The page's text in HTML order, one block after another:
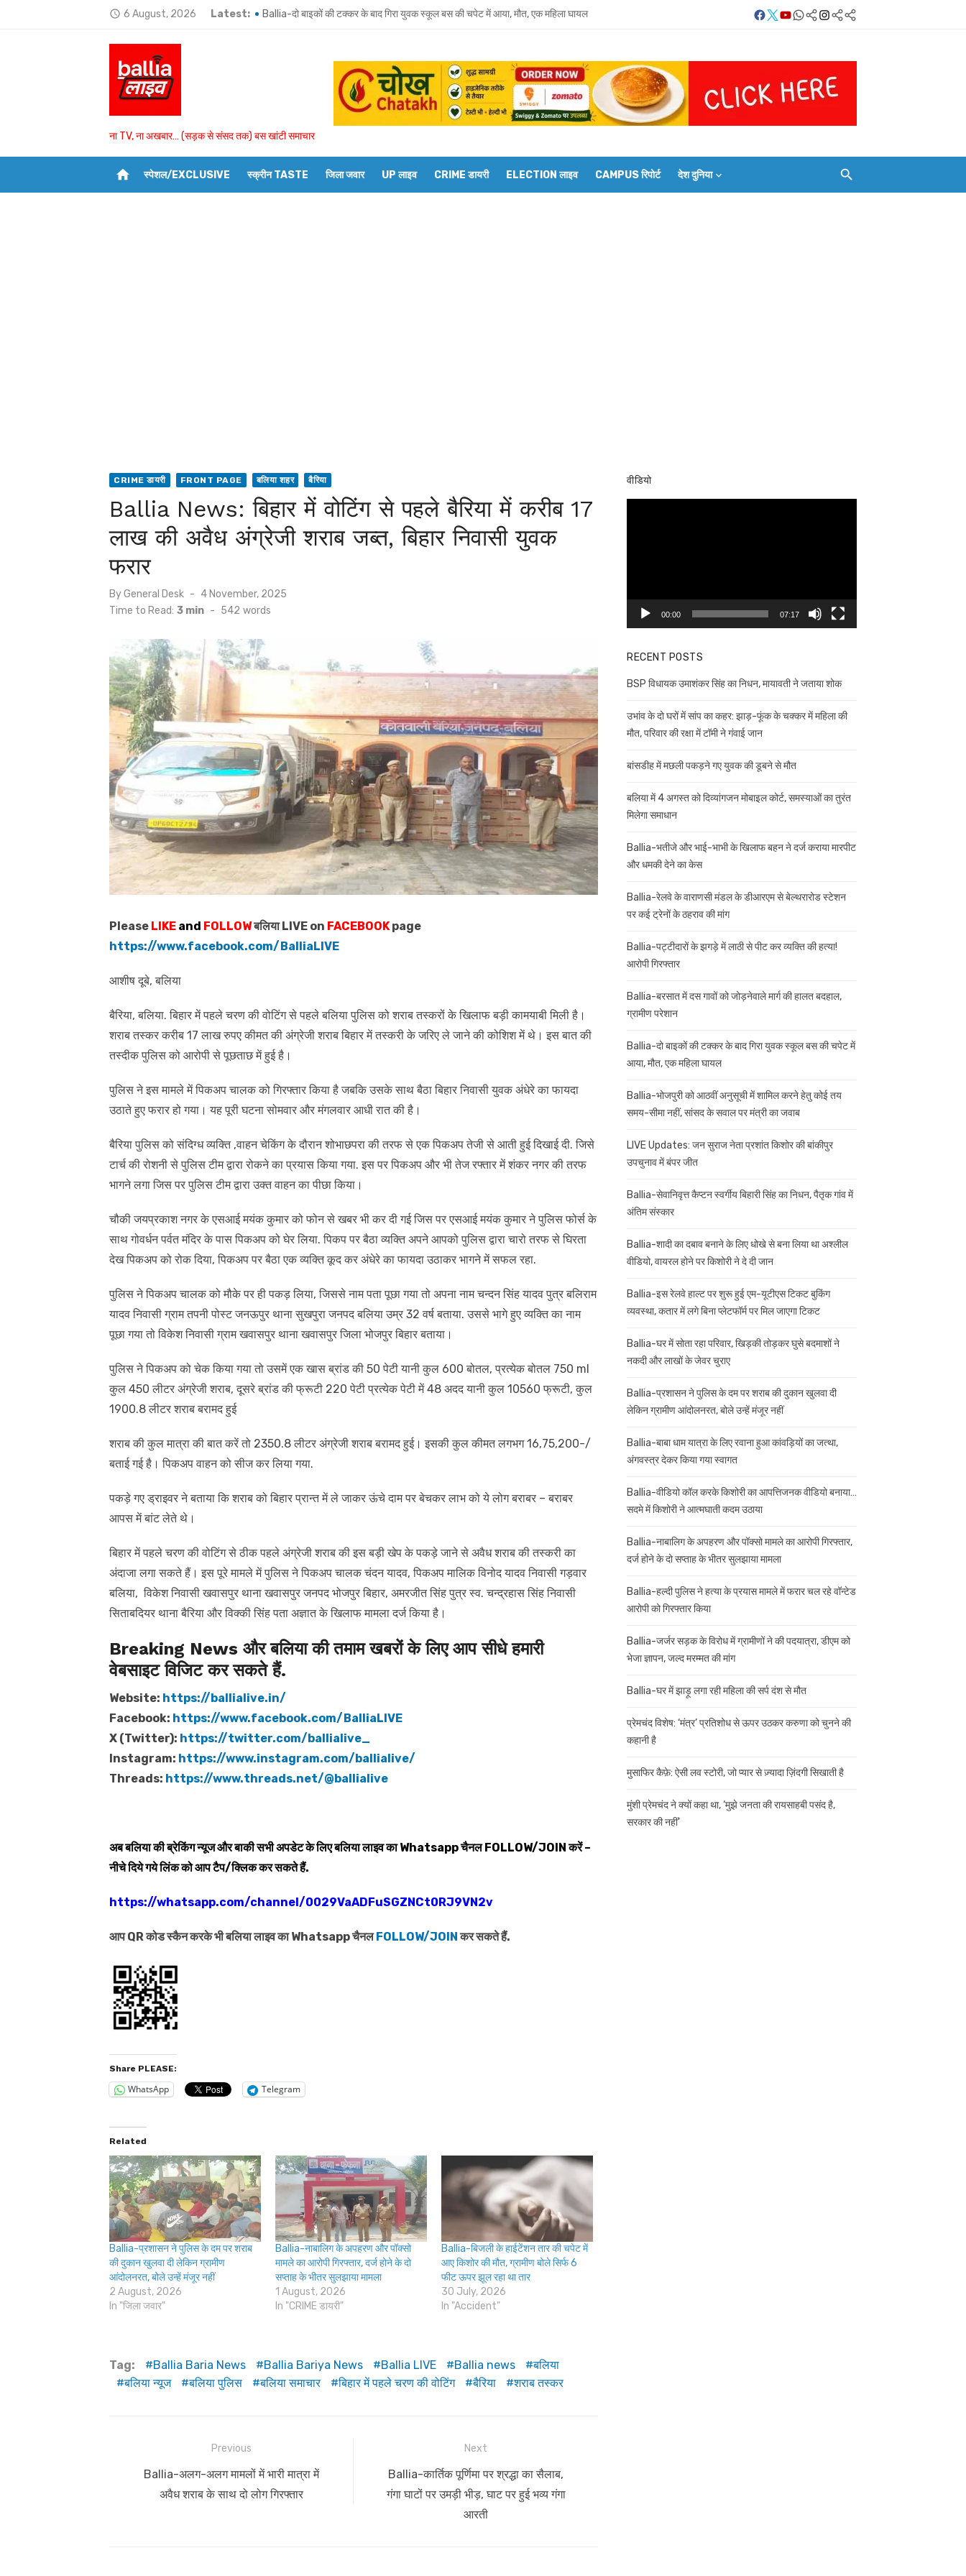
access_time 6 August, 2026 Latest: Ballia-दो बाइकों की टक्कर के बाद गिरा युवक स्कूल बस की चपेट में आया, मौत, एक महिला घायल
BSP विधायक उमाशंकर सिंह का निधन, मायावती ने जताया शोक
उभांव के दो घरों में सांप का कहर: झाड़-फूंक के चक्कर में महिला की मौत, परिवार की रक्षा में टॉमी ने गंवाई जान
बांसडीह में मछली पकड़ने गए युवक की डूबने से मौत
Ballia-भतीजे और भाई-भाभी के खिलाफ बहन ने दर्ज कराया मारपीट और धमकी देने का केस
Facebook
Twitter
Youtube
Whatsapp
बलिया
लाइव
FOLLOW/JOIN
करें
Instagram
Telegram
ना TV, ना अखबार… (सड़क से संसद तक) बस खांटी समाचार
home स्पेशल/EXCLUSIVE स्क्रीन TASTE जिला जवार UP लाइव CRIME डायरी ELECTION लाइव CAMPUS रिपोर्ट देश दुनिया
CRIME डायरी FRONT PAGE बलिया शहर बैरिया
Ballia News: बिहार में वोटिंग से पहले बैरिया में करीब 17
लाख की अवैध अंग्रेजी शराब जब्त, बिहार निवासी युवक
फरार
ByGeneral Desk
Posted
on
4 November, 2025
Time to Read: 3 min - 542 words
Please LIKE and FOLLOWबलिया LIVE on FACEBOOK page
https://www.facebook.com/BalliaLIVE
आशीष दूबे, बलिया
बैरिया, बलिया. बिहार में पहले चरण की वोटिंग से पहले बलिया पुलिस को शराब तस्करों के खिलाफ बड़ी कामयाबी मिली है।
शराब तस्कर करीब 17 लाख रुपए कीमत की अंग्रेजी शराब बिहार में तस्करी के जरिए ले जाने की कोशिश में थे। इस बात की
तस्दीक पुलिस को आरोपी से पूछताछ में हुई है।
पुलिस ने इस मामले में पिकअप चालक को गिरफ्तार किया है जबकि उसके साथ बैठा बिहार निवासी युवक अंधेरे का फायदा
उठाते हुए फरार हो गया। यह पूरी घटना सोमवार और मंगलवार आधी रात की है।
बैरिया पुलिस को संदिग्ध व्यक्ति ,वाहन चेकिंग के दौरान शोभाछपरा की तरफ से एक पिकअप तेजी से आती हुई दिखाई दी. जिसे
टार्च की रोशनी से पुलिस टीम द्वारा रोकने का प्रयास किया गया. इस पर पिकअप और भी तेज रफ्तार में शंकर नगर की तरफ
भागने लगा जिस पर पुलिस टीम द्वारा उक्त वाहन का पीछा किया।
चौकी जयप्रकाश नगर के एसआई मयंक कुमार को फोन से खबर भी कर दी गई जिस पर एसआई मयंक कुमार ने पुलिस फोर्स के
साथ गोवर्धन पर्वत मंदिर के पास पिकअप को घेर लिया. पिकप पर बैठा व्यक्ति अपने आपको पुलिस द्वारा चारो तरफ से घिरता
देख पिकअप को रोक दिया, पिकअप पर बैठा एक व्यक्ति कूद कर अंधेरे का फायदा उठाकर भागने में सफल रहा.
पुलिस ने पिकअप चालक को मौके पर ही पकड़ लिया, जिससे नाम पता पूछा गया तो अपना नाम चन्दन सिंह यादव पुत्र बलिराम
यादव निवासी ग्राम तपनी पोस्ट जनऊपुर थाना सुखपुरा जनपद बलिया उम्र 32 वर्ष बताया. उससे भागे हुए व्यक्ति का नाम
पूछा गया तो विकेश निवासी ग्राम खवासपुर थाना खवासपुर जिला भोजपुर बिहार बताया।
पुलिस ने पिकअप को चेक किया गया तो उसमें एक खास ब्रांड की 50 पेटी यानी कुल 600 बोतल, प्रत्येक बोतल 750 ml
कुल 450 लीटर अंग्रेजी शराब, दूसरे ब्रांड की फ्रूटी 220 पेटी प्रत्येक पेटी में 48 अदद यानी कुल 10560 फ्रूटी, कुल
1900.8 लीटर शराब बरामद हुई
शराब की कुल मात्रा की बात करें तो 2350.8 लीटर अंग्रेजी शराब बरामद हुई। इसकी कुल कीमत लगभग 16,75,200-/
बताई गई है। पिकअप वाहन को सीज कर लिया गया.
पकड़े गए ड्राइवर ने बताया कि शराब को बिहार प्रान्त में ले जाकर ऊंचे दाम पर बेचकर लाभ को ये लोग बराबर – बराबर
आपस में बांट लेते थे।
बिहार में पहले चरण की वोटिंग से ठीक पहले अंग्रेजी शराब की इस बड़ी खेप के पकड़े जाने से अवैध शराब की तस्करी का
अंदाजा लगा सकते हैं। इस पूरे मामले में पुलिस ने पिकअप चालक चंदन यादव, पिकअप मालिक विनोद यादव निवासी गड़वार
बलिया, विकेश निवासी खवासपुर थाना खवासपुर जनपद भोजपुर बिहार, अमरजीत सिंह पुत्र स्व. चन्द्रहास सिंह निवासी
सिताबदियर थाना बैरिया और विक्की सिंह पता अज्ञात के खिलाफ मामला दर्ज किया है।
Breaking News और बलिया की तमाम खबरों के लिए आप सीधे हमारी
वेबसाइट विजिट कर सकते हैं.
Website: https://ballialive.in/
Facebook: https://www.facebook.com/BalliaLIVE
X (Twitter): https://twitter.com/ballialive_
Instagram: https://www.instagram.com/ballialive/
Threads: https://www.threads.net/@ballialive
अब बलिया की ब्रेकिंग न्यूज और बाकी सभी अपडेट के लिए बलिया लाइव काWhatsappचैनलFOLLOW/JOINकरें –
नीचे दिये गये लिंक को आप टैप/क्लिक कर सकते हैं.
https://whatsapp.com/channel/0029VaADFuSGZNCt0RJ9VN2v
आप QR कोड स्कैन करके भी बलिया लाइव का Whatsapp चैनलFOLLOW/JOINकर सकते हैं.
Share PLEASE:
WhatsApp Telegram
Related
Ballia-प्रशासन ने पुलिस के दम पर शराब
की दुकान खुलवा दी लेकिन ग्रामीण
आंदोलनरत, बोले उन्हें मंजूर नहीं
2 August, 2026
In "जिला जवार"
Ballia-नाबालिग के अपहरण और पॉक्सो
मामले का आरोपी गिरफ्तार, दर्ज होने के दो
सप्ताह के भीतर सुलझाया मामला
1 August, 2026
In "CRIME डायरी"
Ballia-बिजली के हाईटेंशन तार की चपेट में
आए किशोर की मौत, ग्रामीण बोले सिर्फ 6
फीट ऊपर झूल रहा था तार
30 July, 2026
In "Accident"
Tag: Ballia Baria News Ballia Bariya News Ballia LIVE Ballia news
बलिया
बलिया न्यूज
बलिया पुलिस बलिया समाचार बिहार में पहले चरण की वोटिंग बैरिया शराब तस्कर
navigation
Previous
Previous
post:
Ballia-अलग-अलग मामलों में भारी मात्रा में
अवैध शराब के साथ दो लोग गिरफ्तार
Next
Next
post:
Ballia-कार्तिक पूर्णिमा पर श्रद्धा का सैलाब,
गंगा घाटों पर उमड़ी भीड़, घाट पर हुई भव्य गंगा
आरती
वीडियो
00:00 07:17
RECENT POSTS
BSP विधायक उमाशंकर सिंह का निधन, मायावती ने जताया शोक
उभांव के दो घरों में सांप का कहर: झाड़-फूंक के चक्कर में महिला की
मौत, परिवार की रक्षा में टॉमी ने गंवाई जान
बांसडीह में मछली पकड़ने गए युवक की डूबने से मौत
बलिया में 4 अगस्त को दिव्यांगजन मोबाइल कोर्ट, समस्याओं का तुरंत
मिलेगा समाधान
Ballia-भतीजे और भाई-भाभी के खिलाफ बहन ने दर्ज कराया मारपीट
और धमकी देने का केस
Ballia-रेलवे के वाराणसी मंडल के डीआरएम से बेल्थरारोड स्टेशन
पर कई ट्रेनों के ठहराव की मांग
Ballia-पट्टीदारों के झगड़े में लाठी से पीट कर व्यक्ति की हत्या!
आरोपी गिरफ्तार
Ballia-बरसात में दस गावों को जोड़नेवाले मार्ग की हालत बदहाल,
ग्रामीण परेशान
Ballia-दो बाइकों की टक्कर के बाद गिरा युवक स्कूल बस की चपेट में
आया, मौत, एक महिला घायल
Ballia-भोजपुरी को आठवीं अनुसूची में शामिल करने हेतु कोई तय
समय-सीमा नहीं, सांसद के सवाल पर मंत्री का जवाब
LIVE Updates: जन सुराज नेता प्रशांत किशोर की बांकीपुर
उपचुनाव में बंपर जीत
Ballia-सेवानिवृत्त कैप्टन स्वर्गीय बिहारी सिंह का निधन, पैतृक गांव में
अंतिम संस्कार
Ballia-शादी का दबाव बनाने के लिए धोखे से बना लिया था अश्लील
वीडियो, वायरल होने पर किशोरी ने दे दी जान
Ballia-इस रेलवे हाल्ट पर शुरू हुई एम-यूटीएस टिकट बुकिंग
व्यवस्था, कतार में लगे बिना प्लेटफॉर्म पर मिल जाएगा टिकट
Ballia-घर में सोता रहा परिवार, खिड़की तोड़कर घुसे बदमाशों ने
नकदी और लाखों के जेवर चुराए
Ballia-प्रशासन ने पुलिस के दम पर शराब की दुकान खुलवा दी
लेकिन ग्रामीण आंदोलनरत, बोले उन्हें मंजूर नहीं
Ballia-बाबा धाम यात्रा के लिए रवाना हुआ कांवड़ियों का जत्था,
अंगवस्त्र देकर किया गया स्वागत
Ballia-वीडियो कॉल करके किशोरी का आपत्तिजनक वीडियो बनाया…
सदमे में किशोरी ने आत्मघाती कदम उठाया
Ballia-नाबालिग के अपहरण और पॉक्सो मामले का आरोपी गिरफ्तार,
दर्ज होने के दो सप्ताह के भीतर सुलझाया मामला
Ballia-हल्दी पुलिस ने हत्या के प्रयास मामले में फरार चल रहे वॉन्टेड
आरोपी को गिरफ्तार किया
Ballia-जर्जर सड़क के विरोध में ग्रामीणों ने की पदयात्रा, डीएम को
भेजा ज्ञापन, जल्द मरम्मत की मांग
Ballia-घर में झाड़ू लगा रही महिला की सर्प दंश से मौत
प्रेमचंद विशेष: ‘मंत्र’ प्रतिशोध से ऊपर उठकर करुणा को चुनने की
कहानी है
मुसाफिर कैफ़े: ऐसी लव स्टोरी, जो प्यार से ज़्यादा ज़िंदगी सिखाती है
मुंशी प्रेमचंद ने क्यों कहा था, ‘मुझे जनता की रायसाहबी पसंद है,
सरकार की नहीं’